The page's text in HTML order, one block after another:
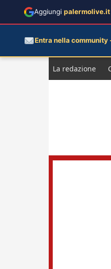
La redazione
Aggiungi palermolive.it
Entra nella